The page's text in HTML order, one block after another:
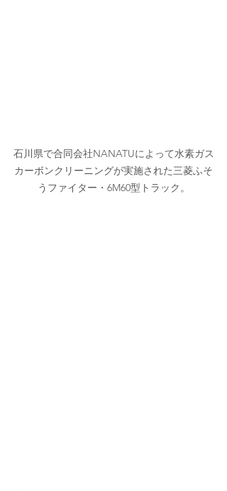
石川県で合同会社NANATUによって水素ガス
カーボンクリーニングが実施された三菱ふそ
うファイター・6M60型トラック。